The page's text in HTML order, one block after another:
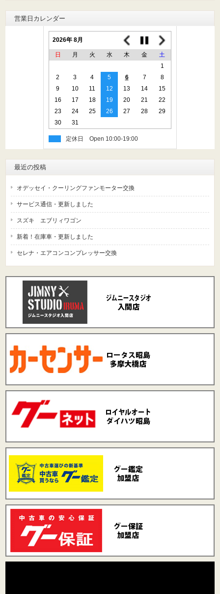
営業日カレンダー
2026年 8月
日 月 火 水 木 金
土
1
2
3 4 5 6 7
8
9
10 11 12 13 14
15
16
17 18 19 20 21
22
23
24 25 26 27 28
29
30
31
定休日
最近の投稿
オデッセイ・クーリングファンモーター交換
サービス通信・更新しました
スズキ エブリィワゴン
新着！在庫車・更新しました
セレナ・エアコンコンプレッサー交換